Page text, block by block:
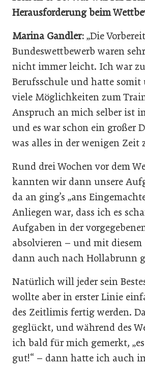
Herausforderung beim
Marina Gandler: „Die
Bundeswettbewerb waren
nicht immer leicht. Ich war
Berufsschule und hatte
viele Möglichkeiten zum
Anspruch an mich selber ist
und es war schon ein großer
was alles in der wenigen Zeit
Rund drei Wochen vor dem
kannten wir dann unsere
da an ging’s „ans
Anliegen war, dass ich es
Aufgaben in der
absolvieren – und mit
dann auch nach Hollabrunn
Natürlich will jeder sein
wollte aber in erster Linie
des Zeitlimis fertig werden.
geglückt, und während des
ich bald für mich gemerkt,
gut!“ – dann hatte ich auch